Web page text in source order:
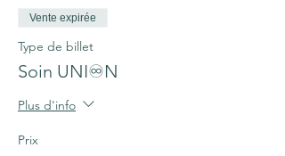
Vente expirée
Type de billet
Soin UNI♾N
Plus d'info
Prix